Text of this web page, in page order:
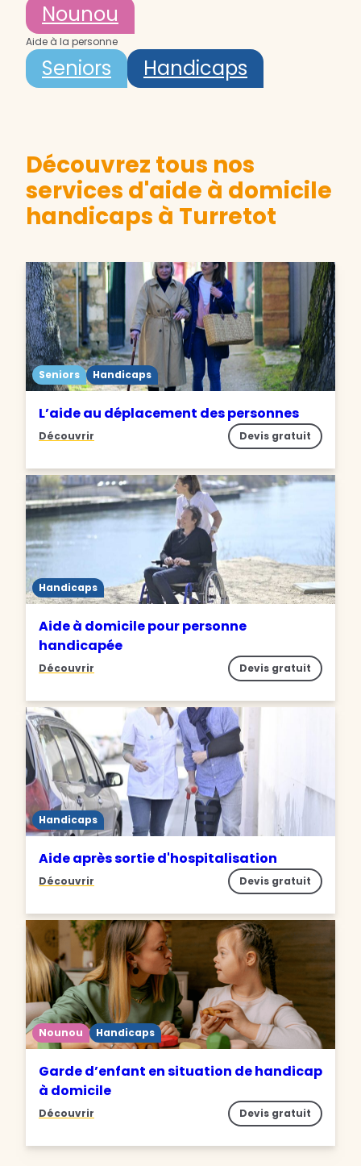
Nounou
Aide à la personne
Seniors Handicaps
Découvrez tous nos
services d'aide à domicile
handicaps à Turretot
Seniors Handicaps
L’aide au déplacement des personnes
Découvrir Devis gratuit
Handicaps
Aide à domicile pour personne
handicapée
Découvrir Devis gratuit
Handicaps
Aide après sortie d'hospitalisation
Découvrir Devis gratuit
Nounou Handicaps
Garde d’enfant en situation de handicap
à domicile
Découvrir Devis gratuit